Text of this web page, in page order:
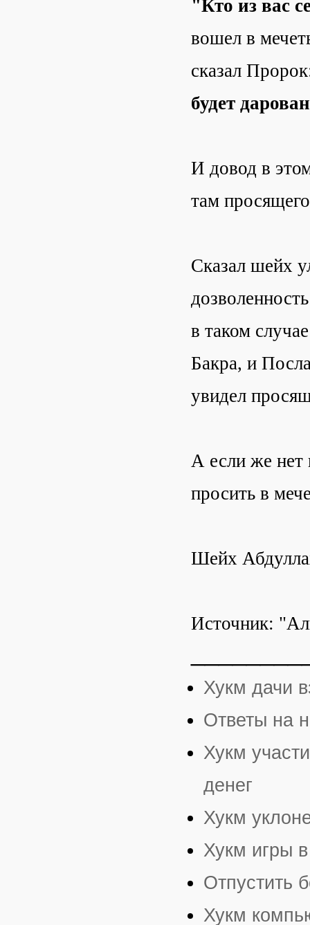
"Кто из вас
вошел в
сказал
будет
И довод в
там
Сказал шейх
в таком
Бакра, и
увидел
А если же нет
просить в
Шейх
Источник:
Хукм дачи
Ответы на
Хукм
денег
Хукм
Хукм игры
Отпустить
Хукм